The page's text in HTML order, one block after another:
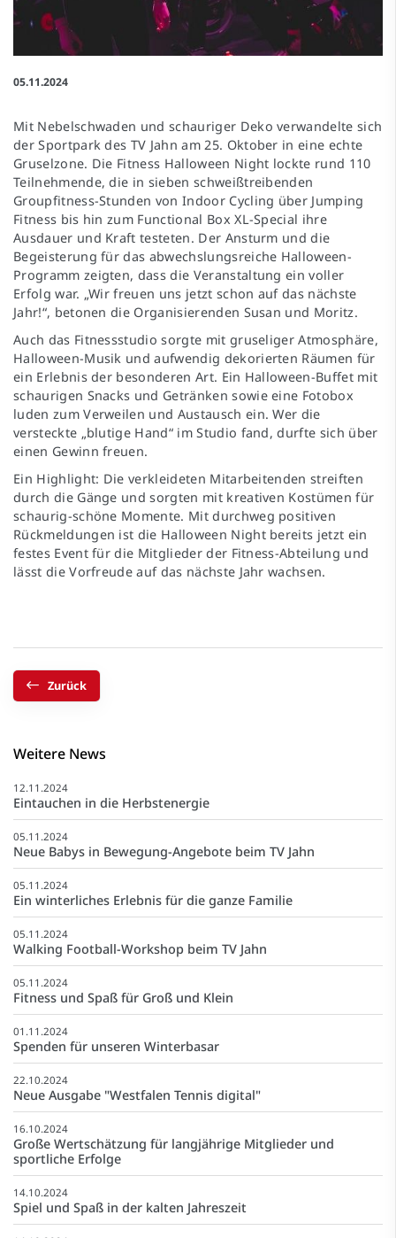
05.11.2024
Mit Nebelschwaden und schauriger Deko verwandelte sich
der Sportpark des TV Jahn am 25. Oktober in eine echte
Gruselzone. Die Fitness Halloween Night lockte rund 110
Teilnehmende, die in sieben schweißtreibenden
Groupfitness-Stunden von Indoor Cycling über Jumping
Fitness bis hin zum Functional Box XL-Special ihre
Ausdauer und Kraft testeten. Der Ansturm und die
Begeisterung für das abwechslungsreiche Halloween-
Programm zeigten, dass die Veranstaltung ein voller
Erfolg war. „Wir freuen uns jetzt schon auf das nächste
Jahr!“, betonen die Organisierenden Susan und Moritz.
Auch das Fitnessstudio sorgte mit gruseliger Atmosphäre,
Halloween-Musik und aufwendig dekorierten Räumen für
ein Erlebnis der besonderen Art. Ein Halloween-Buffet mit
schaurigen Snacks und Getränken sowie eine Fotobox
luden zum Verweilen und Austausch ein. Wer die
versteckte „blutige Hand“ im Studio fand, durfte sich über
einen Gewinn freuen.
Ein Highlight: Die verkleideten Mitarbeitenden streiften
durch die Gänge und sorgten mit kreativen Kostümen für
schaurig-schöne Momente. Mit durchweg positiven
Rückmeldungen ist die Halloween Night bereits jetzt ein
festes Event für die Mitglieder der Fitness-Abteilung und
lässt die Vorfreude auf das nächste Jahr wachsen.
Zurück
Weitere News
12.11.2024
Eintauchen in die Herbstenergie
05.11.2024
Neue Babys in Bewegung-Angebote beim TV Jahn
05.11.2024
Ein winterliches Erlebnis für die ganze Familie
05.11.2024
Walking Football-Workshop beim TV Jahn
05.11.2024
Fitness und Spaß für Groß und Klein
01.11.2024
Spenden für unseren Winterbasar
22.10.2024
Neue Ausgabe "Westfalen Tennis digital"
16.10.2024
Große Wertschätzung für langjährige Mitglieder und
sportliche Erfolge
14.10.2024
Spiel und Spaß in der kalten Jahreszeit